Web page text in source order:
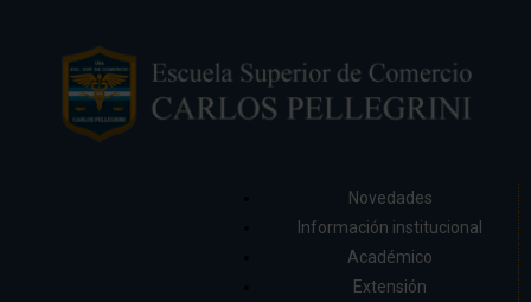
Novedades
Información institucional
Académico
Extensión